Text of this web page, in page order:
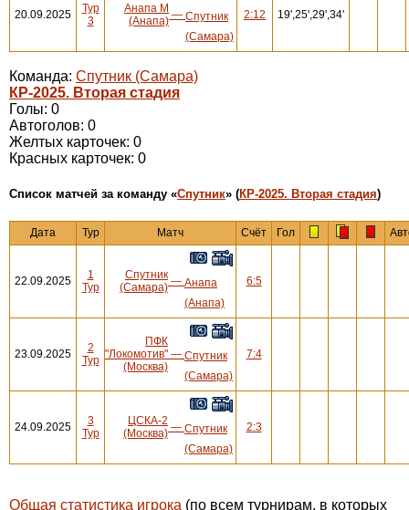
20.09.2025
Тур
3
Анапа М
(Анапа) — Спутник
(Самара)
2:12 19',25',29',34'
Команда: Спутник (Самара)
КР-2025. Вторая стадия
Голы: 0
Автоголов: 0
Желтых карточек: 0
Красных карточек: 0
Cписок матчей за команду «Спутник» (КР-2025. Вторая стадия)
Дата Тур Матч Счёт Гол
22.09.2025
1
Тур
Спутник
(Самара) — Анапа
(Анапа)
6:5
23.09.2025
2
Тур
ПФК
"Локомотив"
(Москва)
— Спутник
(Самара)
7:4
24.09.2025
3
Тур
ЦСКА-2
(Москва) — Спутник
(Самара)
2:3
Общая статистика игрока (по всем турнирам, в которых